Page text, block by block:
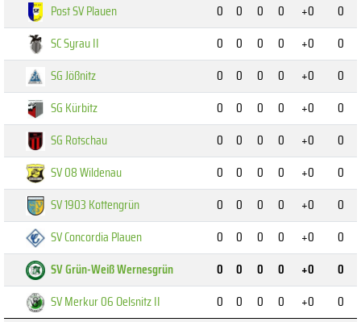
Post SV Plauen
0 0 0 0 +0
0
SC Syrau II
0 0 0 0 +0
0
SG Jößnitz
0 0 0 0 +0
0
SG Kürbitz
0 0 0 0 +0
0
SG Rotschau
0 0 0 0 +0
0
SV 08 Wildenau
0 0 0 0 +0
0
SV 1903 Kottengrün
0 0 0 0 +0
0
SV Concordia Plauen
0 0 0 0 +0
0
SV Grün-Weiß Wernesgrün
0 0 0 0 +0
0
SV Merkur 06 Oelsnitz II
0 0 0 0 +0 0